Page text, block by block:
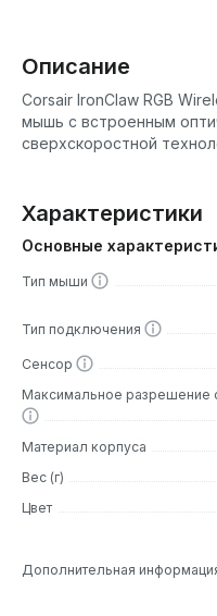
Описание
Corsair IronClaw RGB
мышь с встроенным
сверхскоростной
Беспроводная
WIRELESS
WIRELESS.
подключением игрового
без предварительной
Три режима
Технология
TECHNOLOGY:
задержкой ниже 1 мм
Frequency Shift для
Bluetooth-соединение
Проводное USB-
проводной режим и
Характеристики
Основные
Тип мыши
Тип подключения
Сенсор
Максимальное разрешение
Материал корпуса
Вес (г)
Цвет
Дополнительная